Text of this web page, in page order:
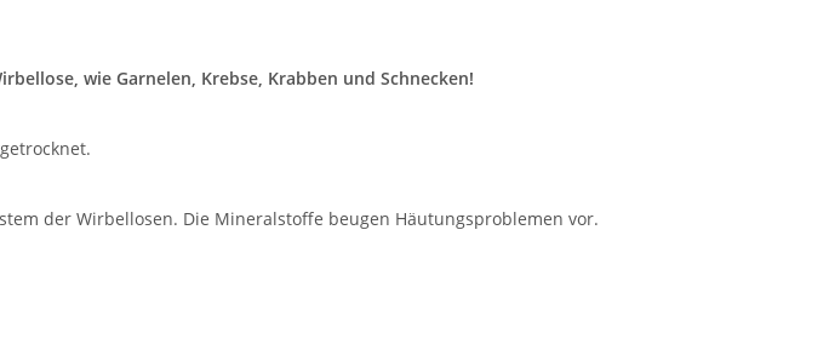
wie Garnelen, Krebse, Krabben und Schnecken!
der Wirbellosen. Die Mineralstoffe beugen Häutungsproblemen vor.